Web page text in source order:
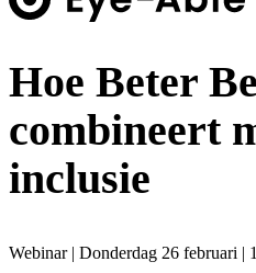
Hoe Beter
combineert
inclusie
Webinar | Donderdag 26 februari |